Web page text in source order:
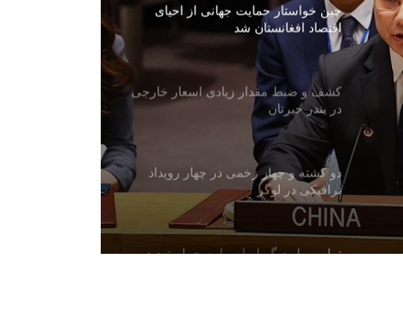
چین خواستار حمایت جهانی از احیای
اقتصاد افغانستان شد
کشف و ضبط مقدار زیادی اسعار خارجی
در بندر حیرتان
دو کشته و چهار زخمی در چهار رویداد
ترافیکی در لوگر
ترامپ بار دیگر ایران را به حمله تهدید